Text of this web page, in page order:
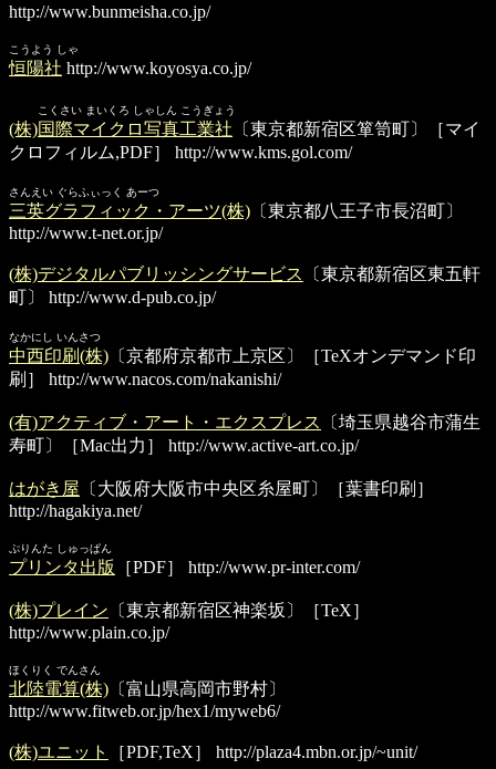
http://www.bunmeisha.co.jp/
こうよう しゃ
恒陽社 http://www.koyosya.co.jp/
こくさい まいくろ しゃしん こうぎょう
(株)国際マイクロ写真工業社 〔東京都新宿区箪笥町〕［マイ
クロフィルム,PDF］
http://www.kms.gol.com/
さんえい ぐらふぃっく あーつ
三英グラフィック・アーツ(株) 〔東京都八王子市長沼町〕
http://www.t-net.or.jp/
(株)デジタルパブリッシングサービス
〔東京都新宿区東五軒
町〕
http://www.d-pub.co.jp/
なかにし いんさつ
中西印刷(株) 〔京都府京都市上京区〕［TeXオンデマンド印
刷］ http://www.nacos.com/nakanishi/
(有)アクティブ・アート・エクスプレス
〔埼玉県越谷市蒲生
寿町〕［Mac出力］
http://www.active-art.co.jp/
はがき屋 〔大阪府大阪市中央区糸屋町〕［葉書印刷］
http://hagakiya.net/
ぷりんた しゅっぱん
プリンタ出版 ［PDF］ http://www.pr-inter.com/
(株)プレイン 〔東京都新宿区神楽坂〕［TeX］
http://www.plain.co.jp/
ほくりく でんさん
北陸電算(株) 〔富山県高岡市野村〕
http://www.fitweb.or.jp/hex1/myweb6/
(株)ユニット ［PDF,TeX］ http://plaza4.mbn.or.jp/~unit/